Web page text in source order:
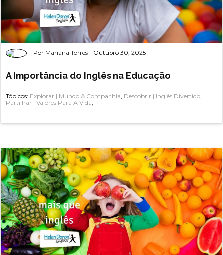
Por Mariana Torres - Outubro 30, 2025
A Importância do Inglês na Educação
Tópicos: Explorar | Mundo & Companhia Descobrir | Inglês Divertido
Partilhar | Valores Para A Vida